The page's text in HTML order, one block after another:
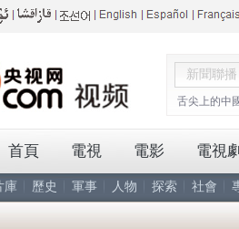
舌尖上的中
首頁 電視 電影 電視劇
庫 歷史 軍事 人物 探索 社會